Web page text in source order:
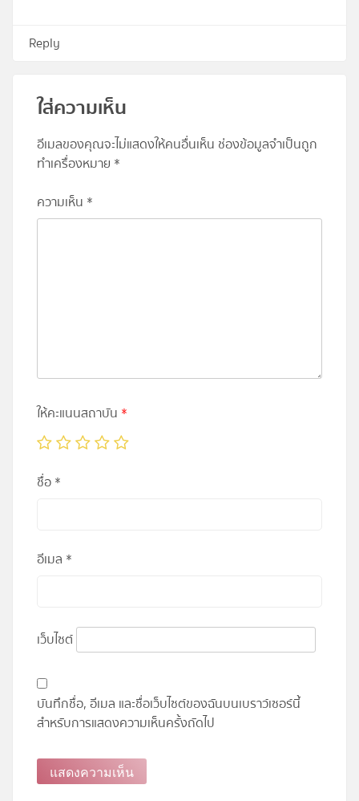
Reply
ใส่ความเห็น
อีเมลของคุณจะไม่แสดงให้คนอื่นเห็น ช่องข้อมูลจำเป็นถูก
ทำเครื่องหมาย *
ความเห็น *
ให้คะแนนสถาบัน *
ชื่อ*
อีเมล *
เว็บไซต์
บันทึกชื่อ, อีเมล และชื่อเว็บไซต์ของฉันบนเบราว์เซอร์นี้
สำหรับการแสดงความเห็นครั้งถัดไป